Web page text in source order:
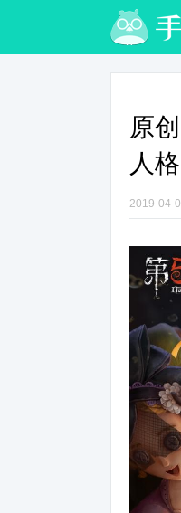
原
人
2019-04-